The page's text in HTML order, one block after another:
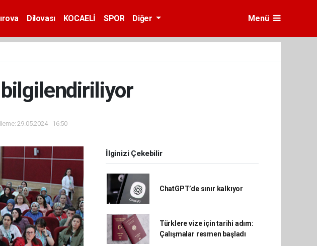
Dilovası KOCAELİ SPOR Diğer Menü
bilgilendiriliyor
29.05.2024 - 16:50
İlginizi Çekebilir
ChatGPT’de sınır kalkıyor
Türklere vize için tarihi adım:
Çalışmalar resmen başladı